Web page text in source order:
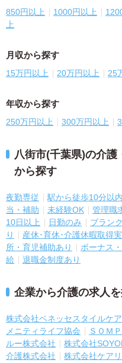
850円以上 1000円以上
上
月収から探す
15万円以上 20万円以上 25
年収から探す
250万円以上 300万円以上
八街市(千葉県)の介
から探す
夜勤専従 駅から徒歩10分以内
当・補助
未経験OK 管理職
10日以上
日勤のみ ブラン
り
産休･育休･介護休暇取得
所・育児補助あり
ボーナス
給
退職金制度あり
企業から介護の求人
株式会社ベネッセスタイルケア
メニティライフ協会
ＳＯＭ
ルー株式会社
株式会社
介護株式会社
株式会社ケア